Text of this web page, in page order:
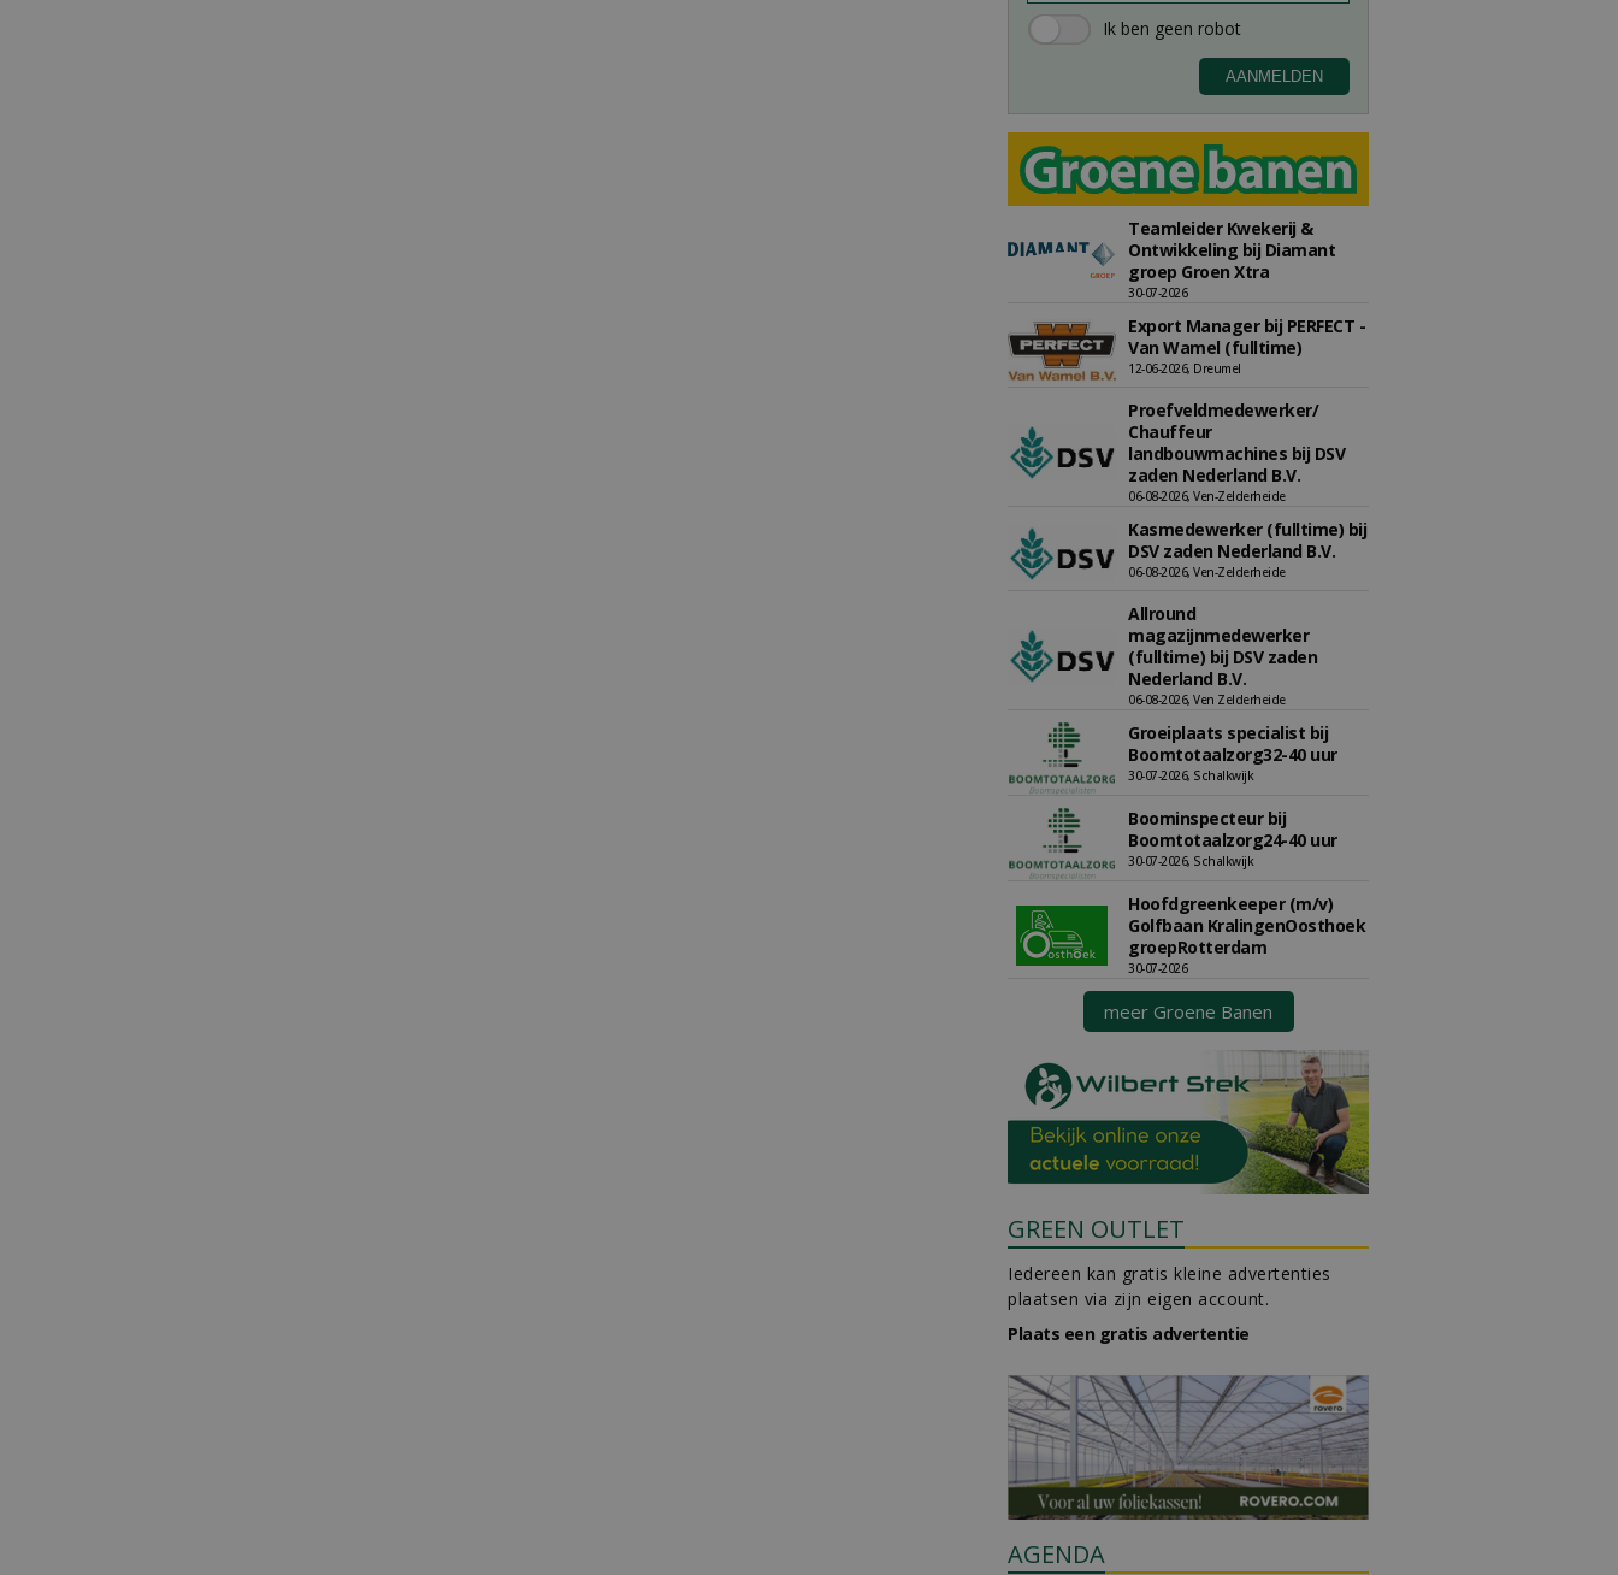
Teamleider Kwekerij &
Ontwikkeling bij Diamant
groep Groen Xtra
30-07-2026
Export Manager bij PERFECT -
Van Wamel (fulltime)
12-06-2026, Dreumel
Proefveldmedewerker/
Chauffeur
landbouwmachines bij DSV
zaden Nederland B.V.
06-08-2026, Ven-Zelderheide
Kasmedewerker (fulltime) bij
DSV zaden Nederland B.V.
06-08-2026, Ven-Zelderheide
Allround
magazijnmedewerker
(fulltime) bij DSV zaden
Nederland B.V.
06-08-2026, Ven Zelderheide
Groeiplaats specialist bij
Boomtotaalzorg32-40 uur
30-07-2026, Schalkwijk
Boominspecteur bij
Boomtotaalzorg24-40 uur
30-07-2026, Schalkwijk
Hoofdgreenkeeper (m/v)
Golfbaan KralingenOosthoek
groepRotterdam
30-07-2026
meer Groene Banen
GREEN OUTLET
Iedereen kan gratis kleine advertenties
plaatsen via zijn eigen account.
Plaats een gratis advertentie
AGENDA